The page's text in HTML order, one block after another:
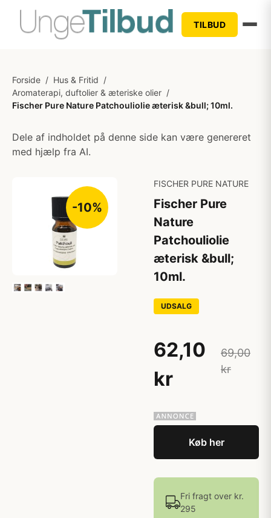
TILBUD
Forside / Hus & Fritid /
Aromaterapi, duftolier & æteriske olier /
Fischer Pure Nature Patchouliolie æterisk &bull; 10ml.
Dele af indholdet på denne side kan være genereret
med hjælp fra AI.
-10%
FISCHER PURE NATURE
Fischer Pure
Nature
Patchouliolie
æterisk &bull;
10ml.
UDSALG
62,10
kr
69,00
kr
Køb her
Fri fragt over kr.
295